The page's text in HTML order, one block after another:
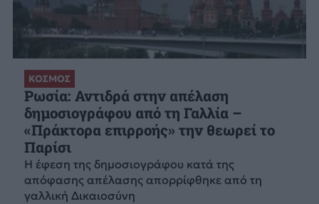
ΚΟΣΜΟΣ
Ρωσία: Αντιδρά στην απέλαση
δημοσιογράφου από τη Γαλλία –
«Πράκτορα επιρροής» την θεωρεί το
Παρίσι
Η έφεση της δημοσιογράφου κατά της
απόφασης απέλασης απορρίφθηκε από τη
γαλλική Δικαιοσύνη